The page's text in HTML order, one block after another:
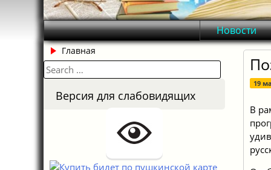
Новости
19
В
Главная
Search
for:
Версия для слабовидящих